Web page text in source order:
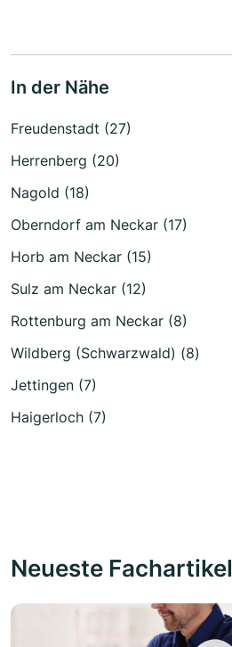
In der Nähe
Freudenstadt (27)
Herrenberg (20)
Nagold (18)
Oberndorf am Neckar (17)
Horb am Neckar (15)
Sulz am Neckar (12)
Rottenburg am Neckar (8)
Wildberg (Schwarzwald) (8)
Jettingen (7)
Haigerloch (7)
Neueste Fachartikel